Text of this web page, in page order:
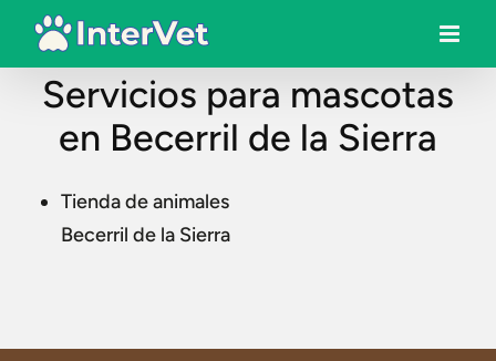
Servicios para mascotas
en Becerril de la Sierra
Tienda de animales
Becerril de la Sierra